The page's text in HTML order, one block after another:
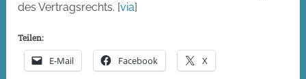
des Vertragsrechts. [via]
Teilen:
E-Mail Facebook X